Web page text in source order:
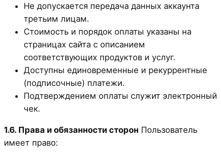
Не допускается передача данных аккаунта
третьим лицам.
Стоимость и порядок оплаты указаны на
страницах сайта с описанием
соответствующих продуктов и услуг.
Доступны единовременные и рекуррентные
(подписочные) платежи.
Подтверждением оплаты служит электронный
чек.
1.6. Права и обязанности сторон Пользователь
имеет право: